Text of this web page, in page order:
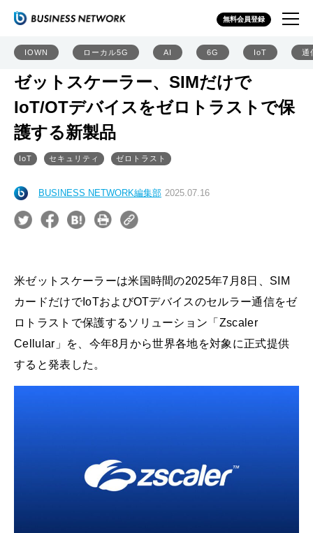
無料会員登録
IOWN ローカル5G AI 6G IoT 通
ゼットスケーラー、SIMだけで
IoT/OTデバイスをゼロトラストで保
護する新製品
IoT セキュリティ ゼロトラスト
BUSINESS NETWORK編集部 2025.07.16
米ゼットスケーラーは米国時間の2025年7月8日、SIM
カードだけでIoTおよびOTデバイスのセルラー通信をゼ
ロトラストで保護するソリューション「Zscaler
Cellular」を、今年8月から世界各地を対象に正式提供
すると発表した。